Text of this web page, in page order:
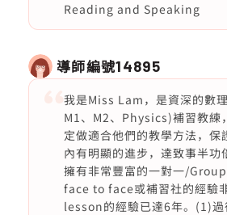
Reading and Speaking
導師編號14895
我是Miss Lam，是資深的數
M1、M2、Physics)補習教練
定做適合他們的教學方法，保
內有明顯的進步，達致事半功
擁有非常豐富的一對一/Group
face to face或補習社的經驗
lesson的經驗已達6年。(1)過